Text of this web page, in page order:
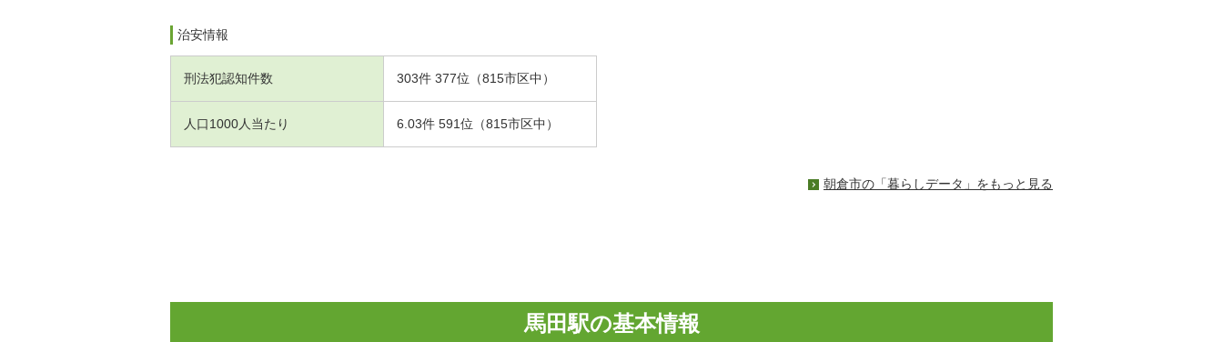
治安情報
刑法犯認知件数 303件 377位（815市区中）
人口1000人当たり 6.03件 591位（815市区中）
朝倉市の「暮らしデータ」をもっと見る
馬田駅の基本情報